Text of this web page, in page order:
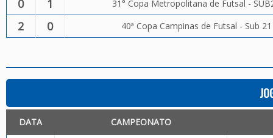
0 1 31° Copa Metropolitana de Futsal -
2 0 40ª Copa Campinas de Futsal - Sub 21
DATA CAMPEONATO